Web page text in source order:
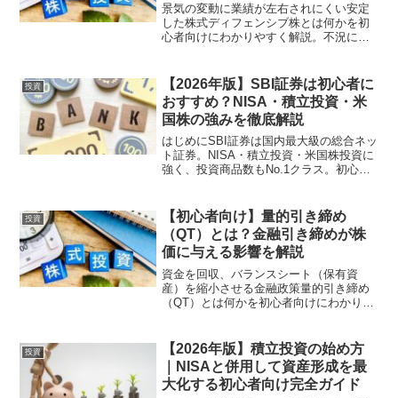
景気の変動に業績が左右されにくい安定
した株式ディフェンシブ株とは何かを初
心者向けにわかりやすく解説。不況に強
します。ディフェンシブ株とは？ディフ
ェンシブ株（Defens...
投資
【2026年版】SBI証券は初心者に
おすすめ？NISA・積立投資・米
国株の強みを徹底解説
はじめにSBI証券は国内最大級の総合ネッ
ト証券。NISA・積立投資・米国株投資に
強く、投資商品数もNo.1クラス。初心者
す。🔽まずは無料で口座開設してみる＼
国内最大級...
投資
【初心者向け】量的引き締め
（QT）とは？金融引き締めが株
価に与える影響を解説
資金を回収、バランスシート（保有資
産）を縮小させる金融政策量的引き締め
（QT）とは何かを初心者向けにわかりや
ついてやさしく紹介します。量的引き締
め（QT）とは？量的引...
投資
【2026年版】積立投資の始め方
｜NISAと併用して資産形成を最
大化する初心者向け完全ガイド